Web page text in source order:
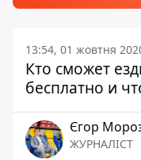
13:54, 01 жовтня
Кто сможет
бесплатно и
Єгор
ЖУРНАЛІСТ